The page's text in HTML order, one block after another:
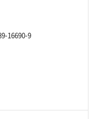
16690-9